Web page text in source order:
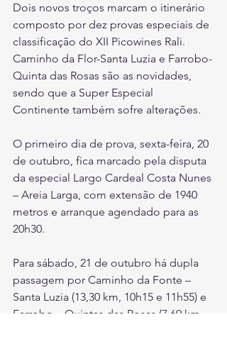
Dois novos troços marcam o itinerário
composto por dez provas especiais de
classificação do XII Picowines Rali.
Caminho da Flor-Santa Luzia e Farrobo-
Quinta das Rosas são as novidades,
sendo que a Super Especial
Continente também sofre alterações.
O primeiro dia de prova, sexta-feira, 20
de outubro, fica marcado pela disputa
da especial Largo Cardeal Costa Nunes
– Areia Larga, com extensão de 1940
metros e arranque agendado para as
20h30.
Para sábado, 21 de outubro há dupla
passagem por Caminho da Fonte –
Santa Luzia (13,30 km, 10h15 e 11h55) e
Farrobo – Quintas das Rosas (7,69 km,